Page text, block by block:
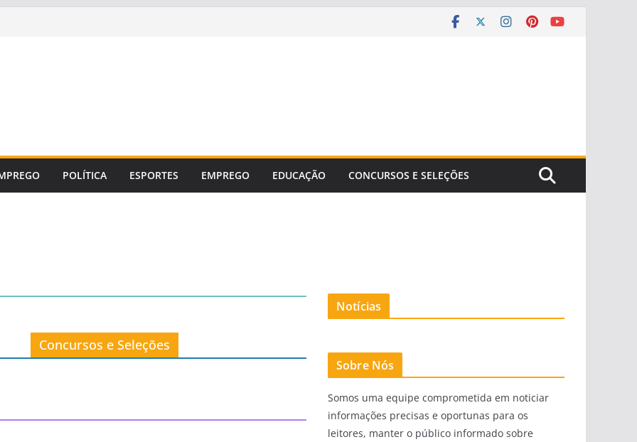
POLÍTICA ESPORTES EMPREGO EDUCAÇÃO CONCURSOS E SELEÇÕES
Concursos e Seleções
Notícias
Sobre Nós
Somos uma equipe comprometida em noticiar
informações precisas e oportunas para os
leitores, manter o público informado sobre